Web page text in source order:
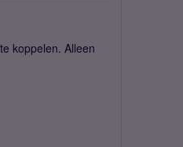
koppelen. Alleen